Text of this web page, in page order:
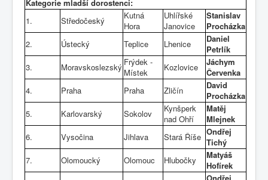
Kategorie mladší dorostenci:
1.
Středočeský
Kutná
Hora
Uhlířské
Janovice
Stanislav
Procházka
2.
Ústecký Teplice Lhenice
Daniel
Petrlík
3.
Moravskoslezský Frýdek -
Místek
Kozlovice
Jáchym
Červenka
4.
Praha Praha Zličín
David
Procházka
5.
Karlovarský Sokolov
Kynšperk
nad Ohří
Matěj
Mlejnek
6.
Vysočina Jihlava Stará Říše Ondřej
Tichý
7.
Olomoucký Olomouc Hlubočky
Matyáš
Hofírek